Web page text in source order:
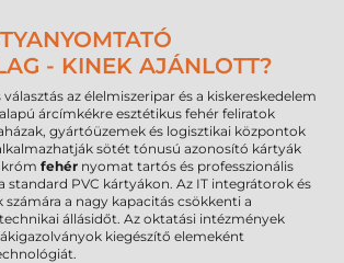
- KINEK AJÁNLOTT?
az élelmiszeripar és a kiskereskedelem
árcímkékre esztétikus fehér feliratok
gyártóüzemek és logisztikai központok
sötét tónusú azonosító kártyák
fehér nyomat tartós és professzionális
standard PVC kártyákon. Az IT integrátorok és
számára a nagy kapacitás csökkenti a
állásidőt. Az oktatási intézmények
kiegészítő elemeként